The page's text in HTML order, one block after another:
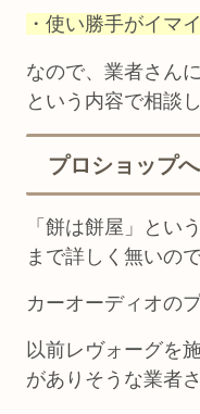
・使い勝手がイマ
なので、業者さん
という内容で相談
プロショップ
「餅は餅屋」とい
まで詳しく無いの
カーオーディオの
以前レヴォーグを
がありそうな業者